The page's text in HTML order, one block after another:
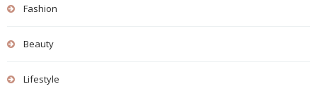
Fashion
Beauty
Lifestyle